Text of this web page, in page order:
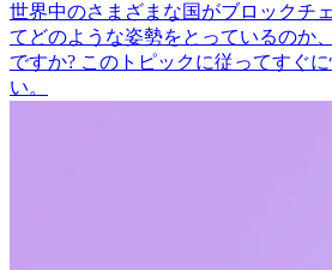
世界中のさまざまな国がブロックチ
てどのような姿勢をとっているのか
ですか? このトピックに従ってすぐ
い。